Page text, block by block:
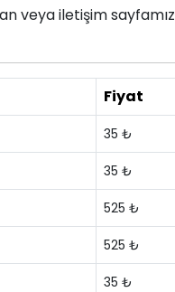
veya iletişim sayfamız
Fiyat
35 ₺
35 ₺
525 ₺
525 ₺
35 ₺